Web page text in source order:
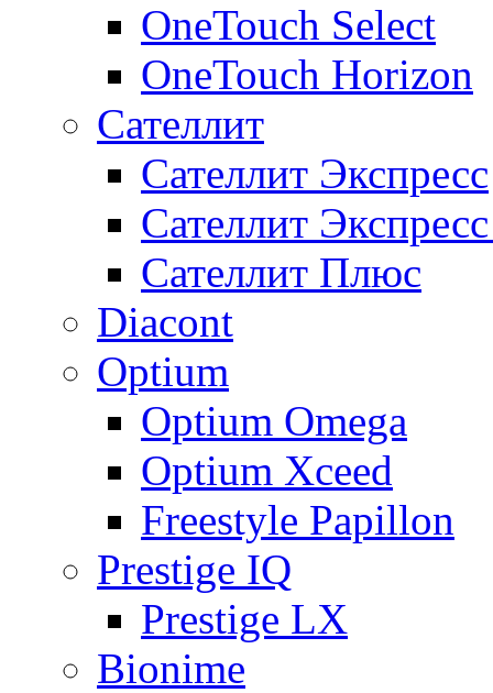
OneTouch Select
OneTouch Horizon
Сателлит
Сателлит Экспресс
Сателлит
Сателлит Плюс
Diacont
Optium
Optium Omega
Optium Xceed
Freestyle Papillon
Prestige IQ
Prestige LX
Bionime